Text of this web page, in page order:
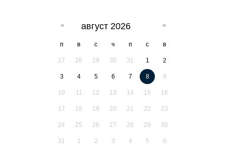
август 2026
п в с ч п с в
27 28 29 30 31 1 2
3 4 5 6 7 8 9
10 11 12 13 14 15 16
17 18 19 20 21 22 23
24 25 26 27 28 29 30
31 1 2 3 4 5 6